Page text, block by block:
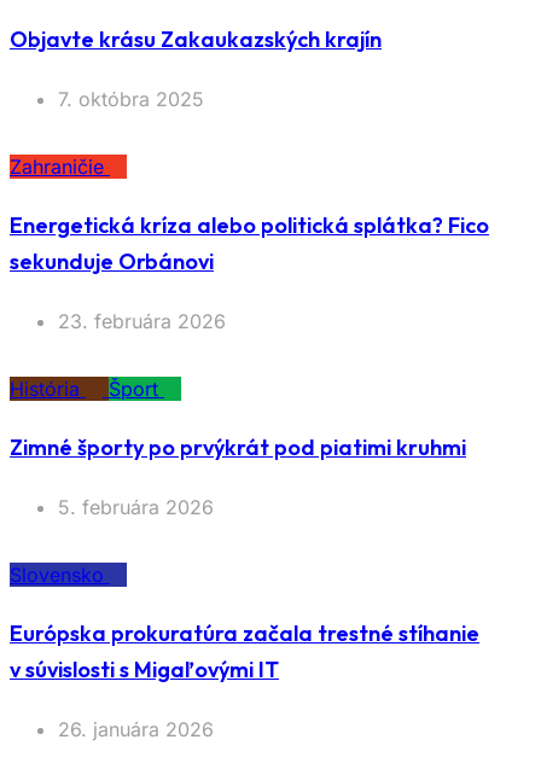
Objavte krásu Zakaukazských krajín
7. októbra 2025
Zahraničie
Energetická kríza alebo politická splátka? Fico
sekunduje Orbánovi
23. februára 2026
História Šport
Zimné športy po prvýkrát pod piatimi kruhmi
5. februára 2026
Slovensko
Európska prokuratúra začala trestné stíhanie
v súvislosti s Migaľovými IT
26. januára 2026